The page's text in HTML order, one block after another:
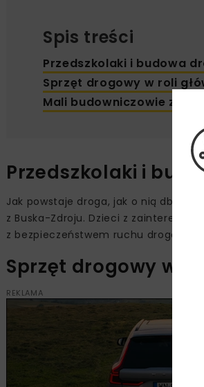
Spis treści
Przedszkolaki i budowa
Sprzęt drogowy w roli
Mali budowniczowie z
Przedszkolaki i
Jak powstaje droga, jak o nią dbać i
z Buska-Zdroju. Dzieci z
z bezpieczeństwem ruchu drogowego.
Sprzęt drogowy w
REKLAMA